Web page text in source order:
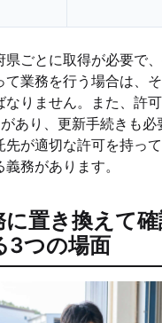
県ごとに取得が必要で
て業務を行う場合は、
なりません。また、許
があり、更新手続きも
先が適切な許可を持っ
務があります。
に置き換えて確
3つの場面